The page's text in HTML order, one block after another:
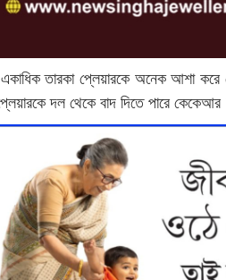
তারকা প্লেয়ারকে অনেক আশা করে
দল থেকে বাদ দিতে পারে